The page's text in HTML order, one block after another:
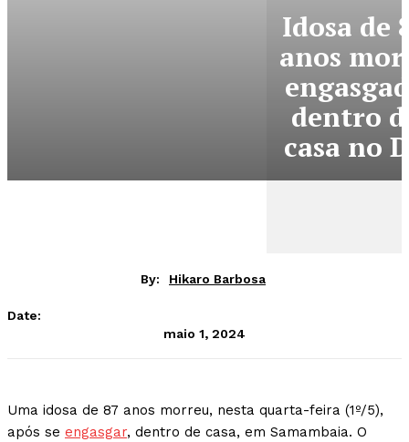
Idosa de
anos
dentro
casa no
By: Hikaro Barbosa
Date:
maio 1, 2024
Uma idosa de 87 anos morreu, nesta quarta-feira (1º/5),
após se engasgar, dentro de casa, em Samambaia. O